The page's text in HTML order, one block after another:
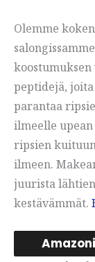
Olemme
peptidejä,
parantaa
ilmeelle
ripsien
ilmeen.
juurista
kestävämmät.